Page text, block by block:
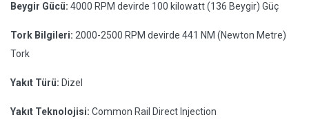
Beygir Gücü: 4000 RPM devirde 100 kilowatt (136 Beygir) Güç
Tork Bilgileri: 2000-2500 RPM devirde 441 NM (Newton Metre)
Tork
Yakıt Türü: Dizel
Yakıt Teknolojisi: Common Rail Direct Injection